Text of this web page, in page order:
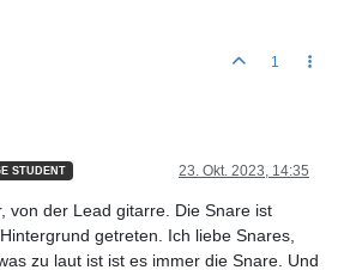
1
STUDENT 23. Okt. 2023, 14:35
von der Lead gitarre. Die Snare ist
getreten. Ich liebe Snares,
zu laut ist ist es immer die Snare. Und